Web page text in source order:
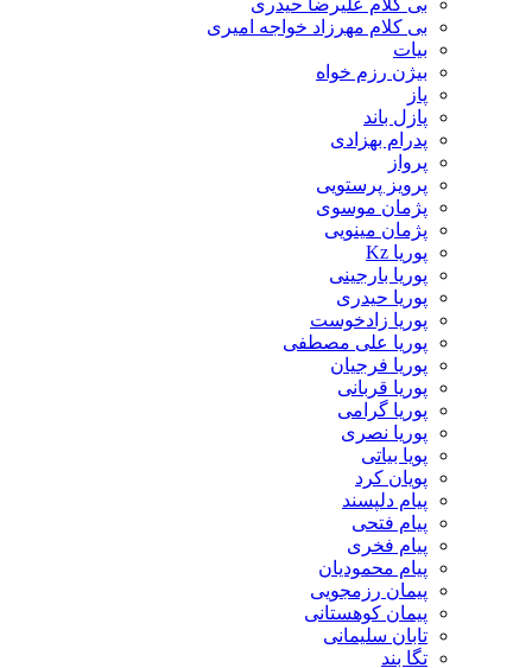
بی کلام مهرزاد خواجه امیری
بیژن رزم خواه
پازل باند
پدرام بهزادی
پرویز پرستویی
پژمان موسوی
پژمان مینویی
پوریا بارجینی
پوریا حیدری
پوریا زادخوست
پوریا علی مصطفی
پوریا فرجیان
پوریا قربانی
پوریا گرامی
پوریا نصری
پویا بیاتی
پویان کرد
پیام دلپسند
پیام فتحی
پیام فخری
پیام محمودیان
پیمان رزمجویی
پیمان کوهستانی
تابان سلیمانی